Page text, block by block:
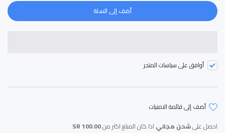
أضف إلى السلة
أوافق على سياسات المتجر
أضف إلى قائمة الامنيات
احصل علىشحن مجاني اذا كان المبلغ اكثر من100.00 SR